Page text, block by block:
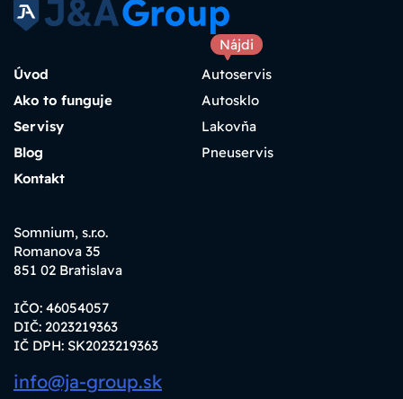
Úvod
Ako to funguje
Servisy
Blog
Kontakt
Nájdi
Autoservis
Autosklo
Lakovňa
Pneuservis
Somnium, s.r.o.
Romanova 35
851 02 Bratislava
IČO: 46054057
DIČ: 2023219363
IČ DPH: SK2023219363
info@ja-group.sk